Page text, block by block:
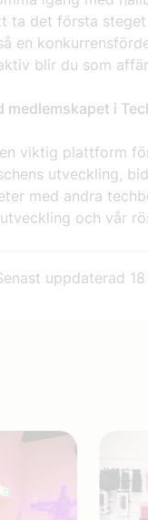
ta det första
en
blir du som
medlemskapet i
viktig plattform
utveckling,
med andra
och vår
uppdaterad